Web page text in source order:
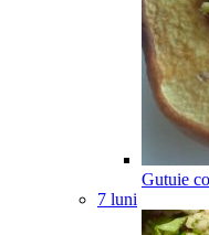
Gutuie
7 luni